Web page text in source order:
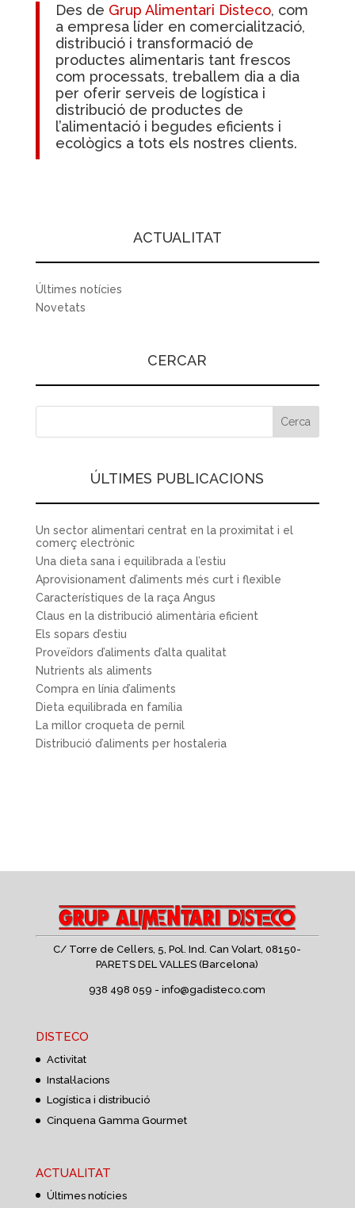
Des de Grup Alimentari Disteco, com
a empresa líder en comercialització,
distribució i transformació de
productes alimentaris tant frescos
com processats, treballem dia a dia
per oferir serveis de logística i
distribució de productes de
l’alimentació i begudes eficients i
ecològics a tots els nostres clients.
ACTUALITAT
Últimes notícies
Novetats
CERCAR
ÚLTIMES PUBLICACIONS
Un sector alimentari centrat en la proximitat i el
comerç electrònic
Una dieta sana i equilibrada a l’estiu
Aprovisionament d’aliments més curt i flexible
Característiques de la raça Angus
Claus en la distribució alimentària eficient
Els sopars d’estiu
Proveïdors d’aliments d’alta qualitat
Nutrients als aliments
Compra en línia d’aliments
Dieta equilibrada en família
La millor croqueta de pernil
Distribució d’aliments per hostaleria
C/ Torre de Cellers, 5, Pol. Ind. Can Volart,08150-
PARETS DEL VALLES (Barcelona)
938 498 059 -info@gadisteco.com
DISTECO
Activitat
Instal·lacions
Logística i distribució
Cinquena Gamma Gourmet
ACTUALITAT
Últimes notícies